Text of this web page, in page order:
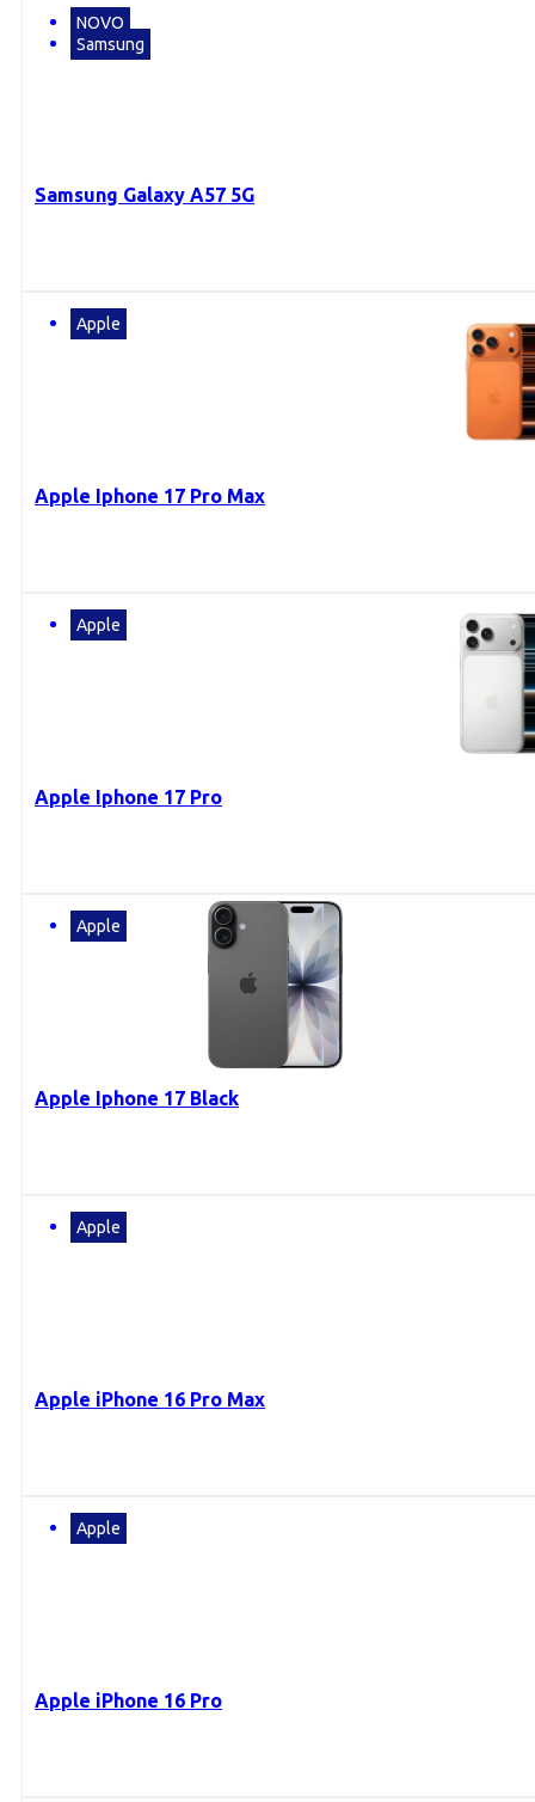
Samsung Galaxy A57 5G
NOVO
Samsung
Apple Iphone 17 Pro Max
Apple
Apple Iphone 17 Pro
Apple
Apple Iphone 17 Black
Apple
Apple iPhone 16 Pro Max
Apple
Apple iPhone 16 Pro
Apple